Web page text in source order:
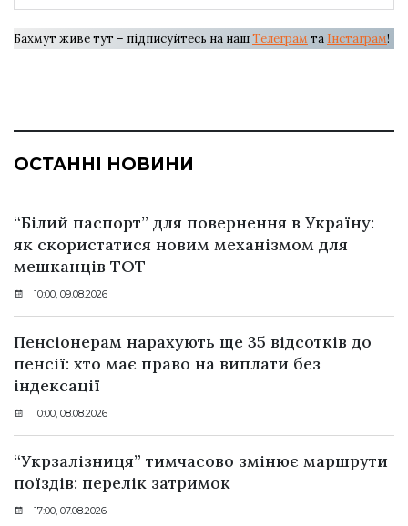
Бахмут живе тут – підписуйтесь на нашТелеграм та Інстаграм!
ОСТАННІ НОВИНИ
“Білий паспорт” для повернення в Україну:
як скористатися новим механізмом для
мешканців ТОТ
10:00, 09.08.2026
Пенсіонерам нарахують ще 35 відсотків до
пенсії: хто має право на виплати без
індексації
10:00, 08.08.2026
“Укрзалізниця” тимчасово змінює маршрути
поїздів: перелік затримок
17:00, 07.08.2026